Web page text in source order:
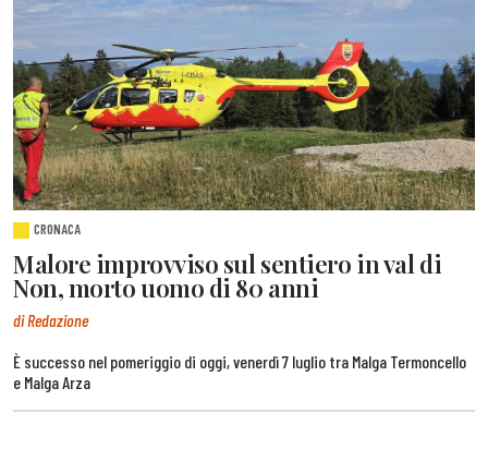
CRONACA
Malore improvviso sul sentiero in val di
Non, morto uomo di 80 anni
di Redazione
È successo nel pomeriggio di oggi, venerdì 7 luglio tra Malga Termoncello
e Malga Arza